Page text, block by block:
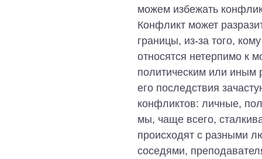
можем избежать
Конфликт может
границы, из-за того,
относятся нетерпимо к
политическим или иным
его последствия
конфликтов: личные,
мы, чаще всего,
происходят с разными
соседями,